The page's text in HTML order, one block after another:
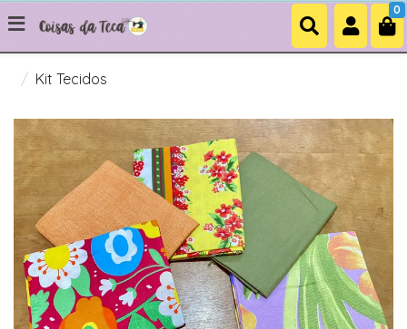
0
Kit Tecidos